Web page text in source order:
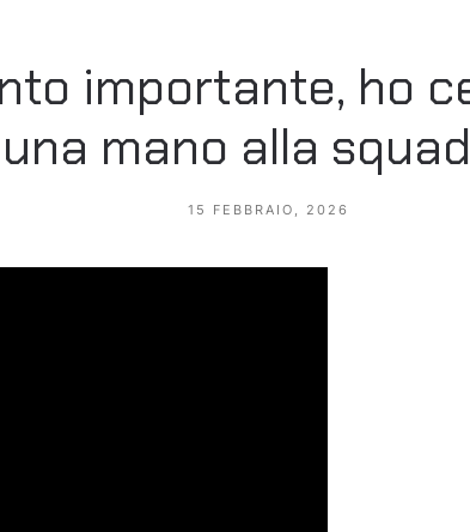
importante, ho
una mano alla
15 FEBBRAIO, 2026